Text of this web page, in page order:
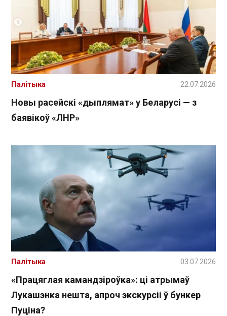
Новы расейскі «дыплямат» у Беларусі — з
баявікоў «ЛНР»
Палітыка 22.07.2026
«Працяглая камандзіроўка»: ці атрымаў
Лукашэнка нешта, апроч экскурсіі ў бункер
Пуціна?
Палітыка 03.07.2026